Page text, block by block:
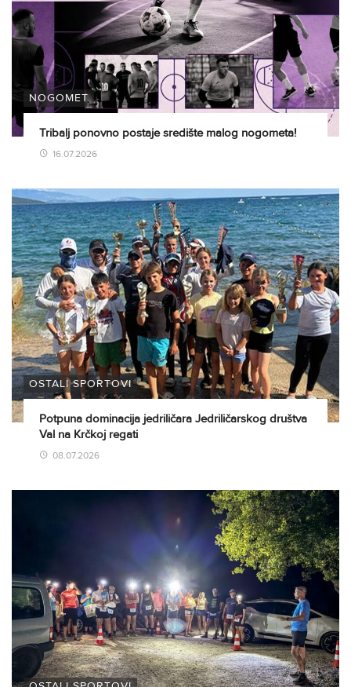
NOGOMET
Tribalj ponovno postaje središte malog nogometa!
16.07.2026
OSTALI SPORTOVI
Potpuna dominacija jedriličara Jedriličarskog društva
Val na Krčkoj regati
08.07.2026